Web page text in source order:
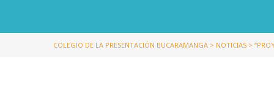
COLEGIO DE LA PRESENTACIÓN BUCARAMANGA > NOTICIAS >